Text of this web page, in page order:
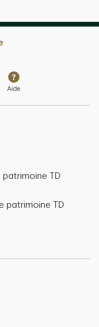
Aide
patrimoine TD
patrimoine TD